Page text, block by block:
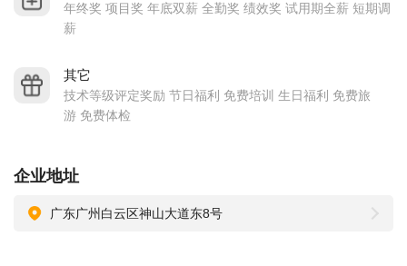
年终奖 项目奖 年底双薪 全勤奖 绩效奖 试用期全薪 短期调
薪
其它
技术等级评定奖励 节日福利 免费培训 生日福利 免费旅
游 免费体检
企业地址
广东广州白云区神山大道东8号